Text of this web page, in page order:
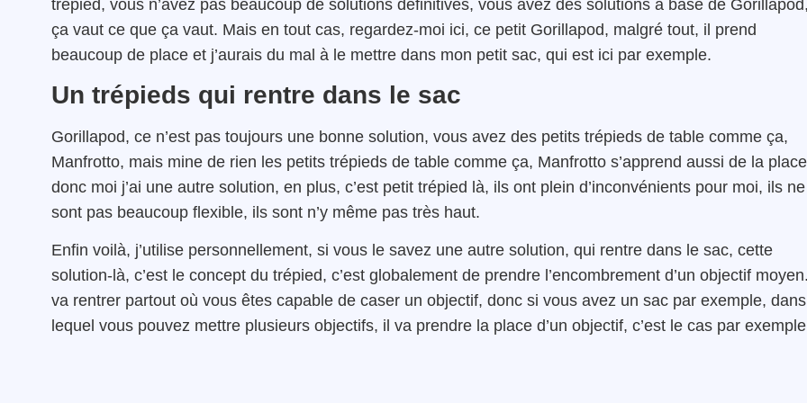
trépied, vous n’avez pas beaucoup de solutions définitives, vous avez des solutions à base de Gorillapod,
ça vaut ce que ça vaut. Mais en tout cas, regardez-moi ici, ce petit Gorillapod, malgré tout, il prend
beaucoup de place et j’aurais du mal à le mettre dans mon petit sac, qui est ici par exemple.
Un trépieds qui rentre dans le sac
Gorillapod, ce n’est pas toujours une bonne solution, vous avez des petits trépieds de table comme ça,
Manfrotto, mais mine de rien les petits trépieds de table comme ça, Manfrotto s’apprend aussi de la
donc moi j’ai une autre solution, en plus, c’est petit trépied là, ils ont plein d’inconvénients pour moi, ils ne
sont pas beaucoup flexible, ils sont n’y même pas très haut.
Enfin voilà, j’utilise personnellement, si vous le savez une autre solution, qui rentre dans le sac, cette
solution-là, c’est le concept du trépied, c’est globalement de prendre l’encombrement d’un objectif
va rentrer partout où vous êtes capable de caser un objectif, donc si vous avez un sac par exemple, dans
lequel vous pouvez mettre plusieurs objectifs, il va prendre la place d’un objectif, c’est le cas par